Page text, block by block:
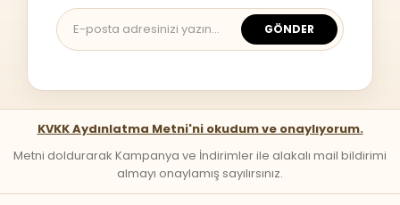
GÖNDER
KVKK Aydınlatma Metni'ni okudum ve onaylıyorum.
Metni doldurarak Kampanya ve İndirimler ile alakalı mail bildirimi
almayı onaylamış sayılırsınız.